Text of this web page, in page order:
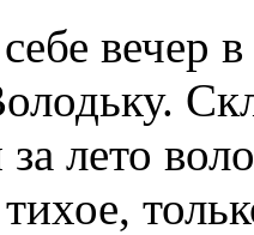
вечер
лето